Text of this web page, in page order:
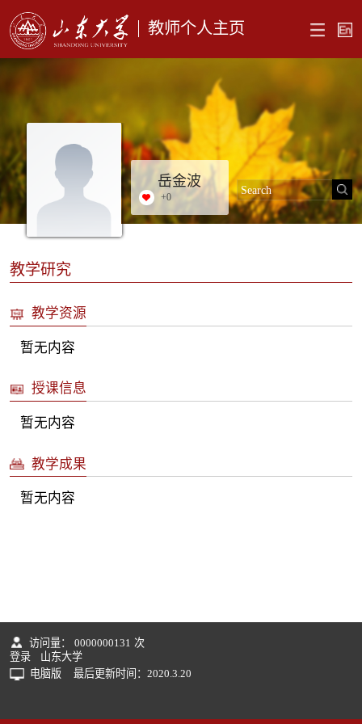
教师个人主页
岳金波
+0
教学研究
教学资源
暂无内容
授课信息
暂无内容
教学成果
暂无内容
访问量： 0000000131 次
登录
山东大学
电脑版
最后更新时间： 2020.3.20